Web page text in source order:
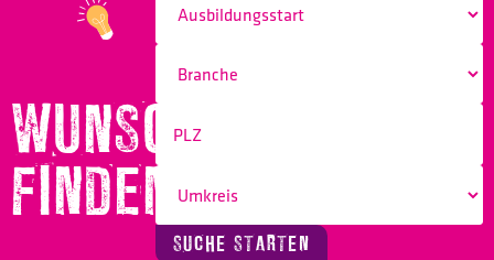
WUNSCHBERUF
FINDEN!
SUCHE STARTEN